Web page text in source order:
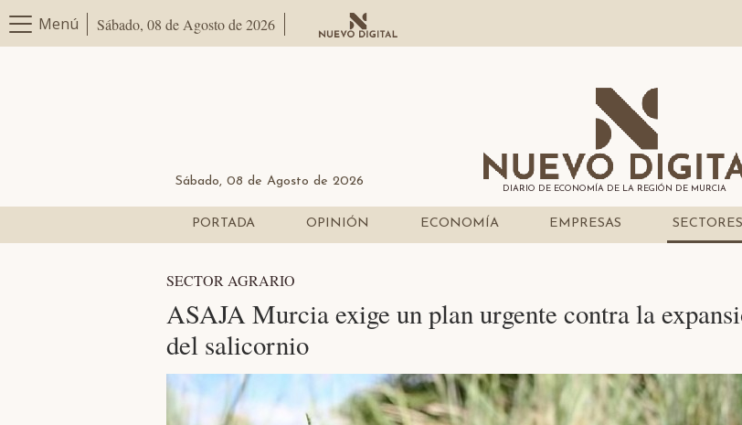
Menú Sábado, 08 de Agosto de 2026
Sábado, 08 de Agosto de 2026
DIARIO DE ECONOMÍA DE LA REGIÓN DE MURCIA
PORTADA OPINIÓN ECONOMÍA EMPRESAS SECTORES
SECTOR AGRARIO
ASAJA Murcia exige un plan urgente contra la
del salicornio